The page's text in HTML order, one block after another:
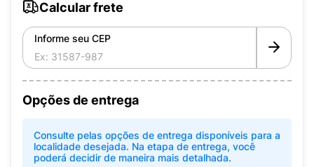
Calcular frete
Informe seu CEP
Opções de entrega
Consulte pelas opções de entrega disponíveis para a
localidade desejada. Na etapa de entrega, você
poderá decidir de maneira mais detalhada.